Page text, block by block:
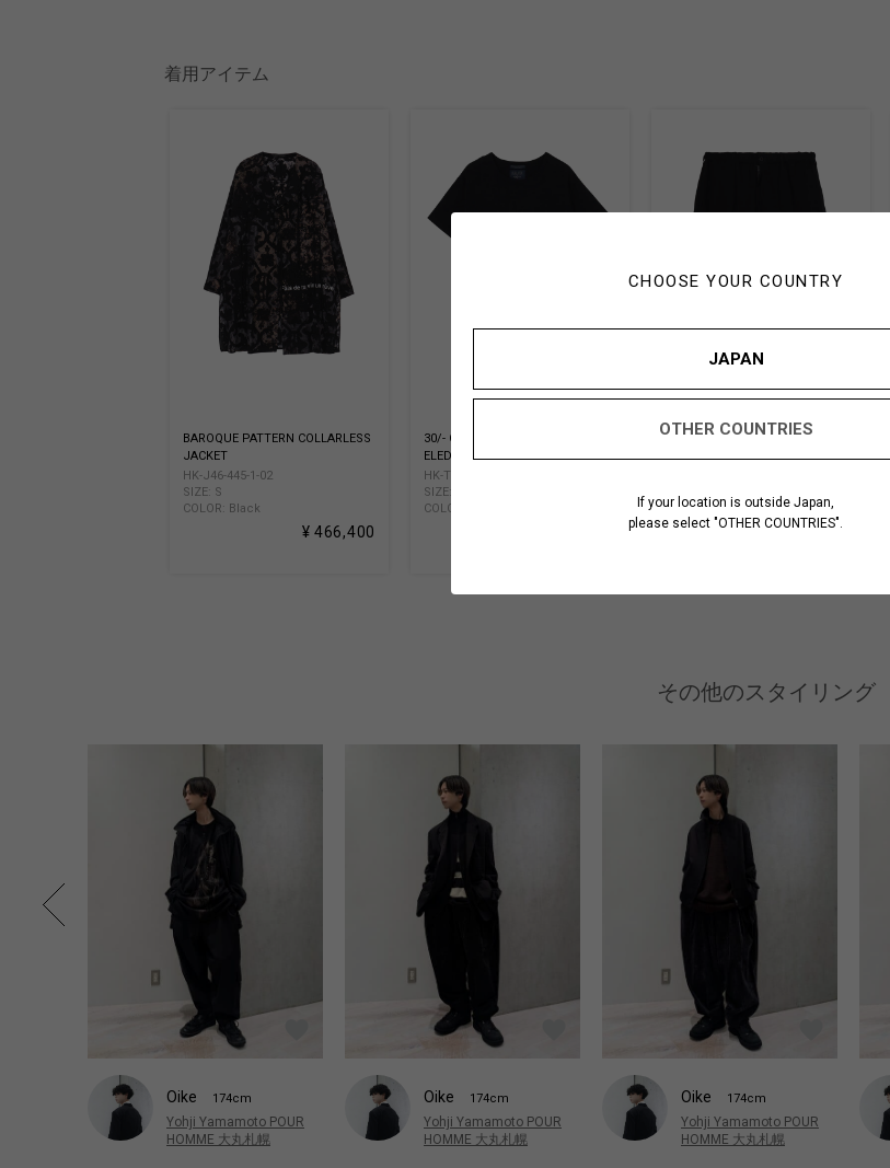
CHOOSE YOUR COUNTRY
JAPAN
OTHER COUNTRIES
If your location is outside Japan,
please select "OTHER COUNTRIES".
着用アイテム
BAROQUE PATTERN COLLARLESS
JACKET
HK-J46-445-1-02
SIZE: S
COLOR: Black
¥ 466,400
30/- COMBED PLAIN STITCH PAN
ELED SHORT SLV T
HK-T53-073-2-03
SIZE: FREE SIZE
COLOR: Black
80/- COTTON LINEN VOILE PANTS
A
COLOR: Black
¥ 90,200
その他のスタイリング
Oike 174cm
Yohji Yamamoto POUR
HOMME 大丸札幌
Oike 174cm
Yohji Yamamoto POUR
HOMME 大丸札幌
Oike 174cm
Yohji Yamamoto POUR
HOMME 大丸札幌